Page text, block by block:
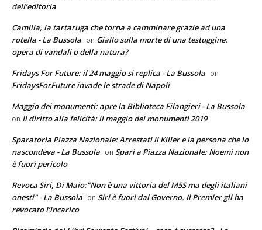
dell’editoria
Camilla, la tartaruga che torna a camminare grazie ad una
rotella - La Bussola on Giallo sulla morte di una testuggine:
opera di vandali o della natura?
Fridays For Future: il 24 maggio si replica - La Bussola on
FridaysForFuture invade le strade di Napoli
Maggio dei monumenti: apre la Biblioteca Filangieri - La Bussola
on Il diritto alla felicità: il maggio dei monumenti 2019
Sparatoria Piazza Nazionale: Arrestati il Killer e la persona che lo
nascondeva - La Bussola on Spari a Piazza Nazionale: Noemi non
è fuori pericolo
Revoca Siri, Di Maio:"Non è una vittoria del M5S ma degli italiani
onesti" - La Bussola on Siri è fuori dal Governo. Il Premier gli ha
revocato l’incarico